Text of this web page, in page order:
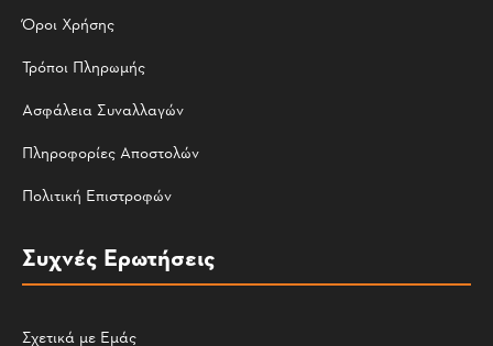
Όροι Χρήσης
Τρόποι Πληρωμής
Ασφάλεια Συναλλαγών
Πληροφορίες Αποστολών
Πολιτική Επιστροφών
Συχνές Ερωτήσεις
Σχετικά με Εμάς